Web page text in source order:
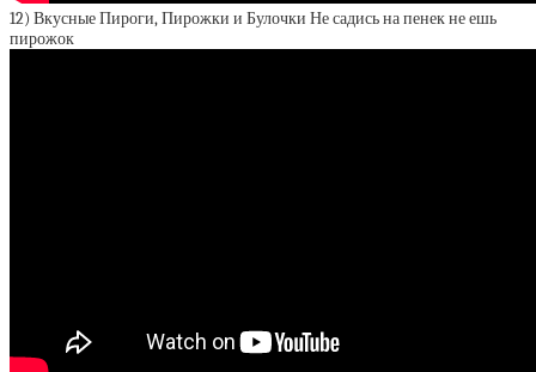
12) Вкусные Пироги, Пирожки и Булочки Не садись на пенек не ешь
пирожок